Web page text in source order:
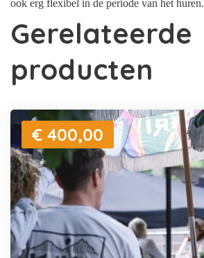
ook erg flexibel in de periode van het huren.
Gerelateerde
producten
€ 400,00